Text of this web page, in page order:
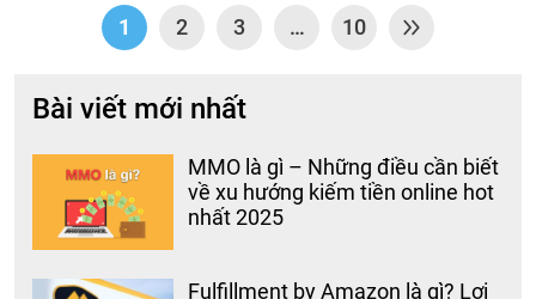
1 2 3 … 10
Bài viết mới nhất
MMO là gì – Những điều cần biết
về xu hướng kiếm tiền online hot
nhất 2025
Fulfillment by Amazon là gì? Lợi